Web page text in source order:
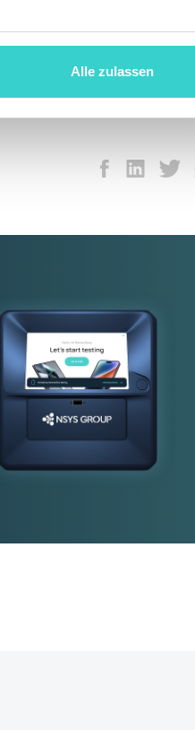
Alle zulassen
jetzt auf die Teilnahme